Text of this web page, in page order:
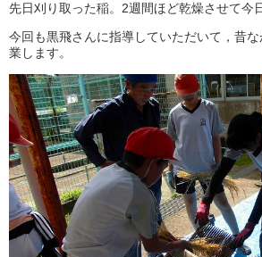
先日刈り取った稲。2週間ほど乾燥させて今
今回も黒飛さんに指導していただいて，昔
業します。